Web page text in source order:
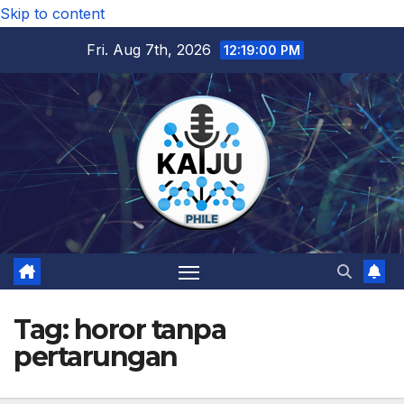
Skip to content
Fri. Aug 7th, 2026
12:19:01 PM
Tag: horor tanpa
pertarungan